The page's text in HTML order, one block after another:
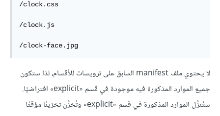
/clock.css
/clock.js
/clock-face.jpg
لا يحتوي ملف manifest السابق على ترويسات للأقسام، لذا ستكون
جميع الموارد المذكورة فيه موجودة في قسم «explicit» افتراضيًا.
ستُنزَّل الموارد المذكورة في قسم «explicit» وتُخزَّن تخزينًا مؤقتًا